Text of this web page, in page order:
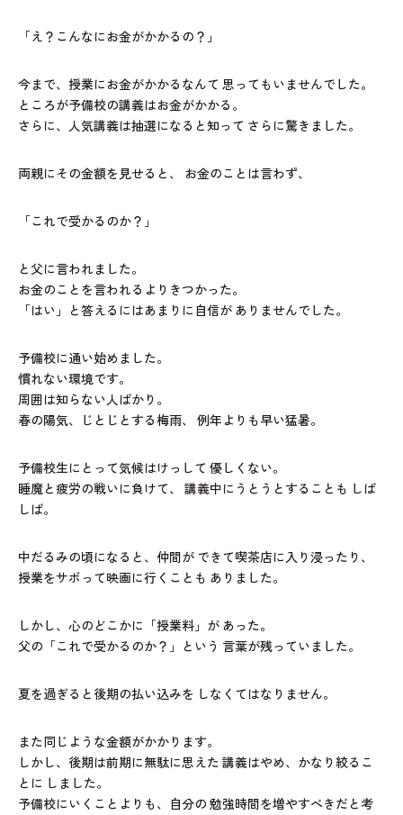
「え？こんなにお金がかかるの？」
今まで、授業にお金がかかるなんて 思ってもいませんでした。
ところが予備校の講義はお金がかかる。
さらに、人気講義は抽選になると知って さらに驚きました。
両親にその金額を見せると、 お金のことは言わず、
「これで受かるのか？」
と父に言われました。
お金のことを言われるよりきつかった。
「はい」と答えるにはあまりに自信が ありませんでした。
予備校に通い始めました。
慣れない環境です。
周囲は知らない人ばかり。
春の陽気、じとじとする梅雨、
例年よりも早い猛暑。
予備校生にとって気候はけっして 優しくない。
睡魔と疲労の戦いに負けて、
講義中にうとうとすることも しば
しば。
中だるみの頃になると、仲間が できて喫茶店に入り浸ったり、
授業をサボって映画に行くことも ありました。
しかし、心のどこかに「授業料」が あった。
父の「これで受かるのか？」という 言葉が残っていました。
夏を過ぎると後期の払い込みを しなくてはなりません。
また同じような金額がかかります。
しかし、後期は前期に無駄に思えた 講義はやめ、かなり絞るこ
とに しました。
予備校にいくことよりも、自分の 勉強時間を増やすべきだと考